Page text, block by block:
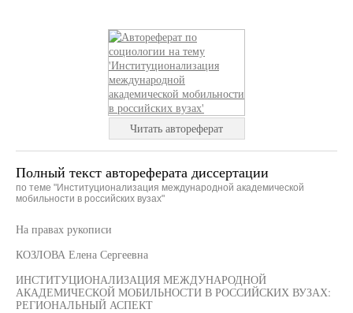
Читать автореферат
Полный текст автореферата диссертации
по теме "Институционализация международной академической
мобильности в российских вузах"
На правах рукописи
КОЗЛОВА Елена Сергеевна
ИНСТИТУЦИОНАЛИЗАЦИЯ МЕЖДУНАРОДНОЙ
АКАДЕМИЧЕСКОЙ МОБИЛЬНОСТИ В РОССИЙСКИХ ВУЗАХ:
РЕГИОНАЛЬНЫЙ АСПЕКТ